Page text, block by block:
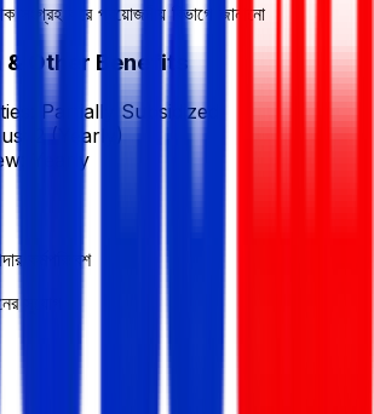
সংগ্রহ করে প্রয়োজনীয় বিভাগে জানানো
Other Benefits
Partially Subsidized
(Yearly)
Yearly
কর্মপরিবেশ
সুযোগ